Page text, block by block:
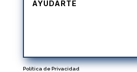
Política de Privacidad